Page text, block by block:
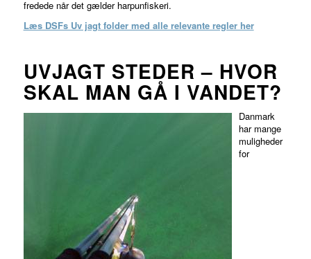
fredede når det gælder harpunfiskeri.
Læs DSFs Uv jagt folder med alle relevante regler her
UVJAGT STEDER – HVOR
SKAL MAN GÅ I VANDET?
Danmark
har mange
muligheder
for